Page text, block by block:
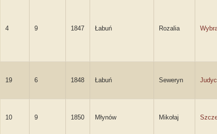
4 9 1847 Łabuń Rozalia
19 6 1848 Łabuń Seweryn
10 9 1850 Młynów Mikołaj